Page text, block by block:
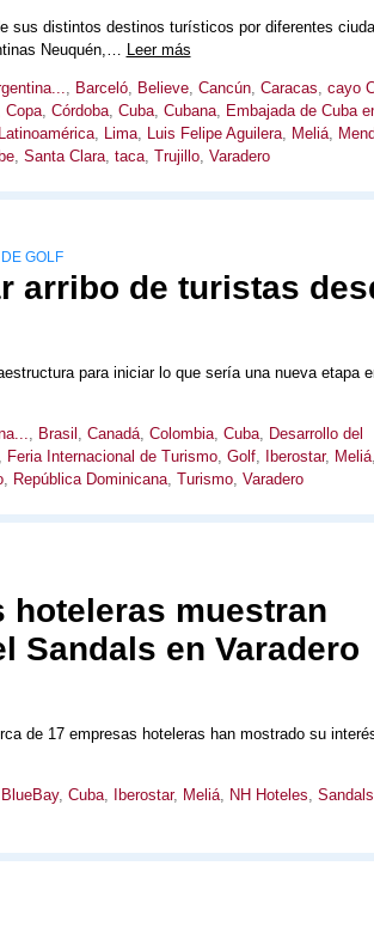
sus distintos destinos turísticos por diferentes
Neuquén,… Leer más
, Barceló, Believe, Cancún, Caracas, cayo
Copa, Córdoba, Cuba, Cubana, Embajada de Cuba
Latinoamérica, Lima, Luis Felipe Aguilera, Meliá,
, Santa Clara, taca, Trujillo, Varadero
GOLF
arribo de turistas
para iniciar lo que sería una nueva etapa
, Brasil , Canadá, Colombia, Cuba, Desarrollo del
, Feria Internacional de Turismo, Golf, Iberostar, Meliá,
, República Dominicana, Turismo, Varadero
hoteleras muestran
Sandals en Varadero
de 17 empresas hoteleras han mostrado su
BlueBay, Cuba, Iberostar, Meliá, NH Hoteles, Sandals